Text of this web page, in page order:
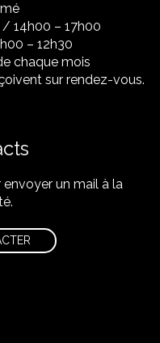
/ 14h00 – 17h00
– 12h30
chaque mois
sur rendez-vous.
un mail à la